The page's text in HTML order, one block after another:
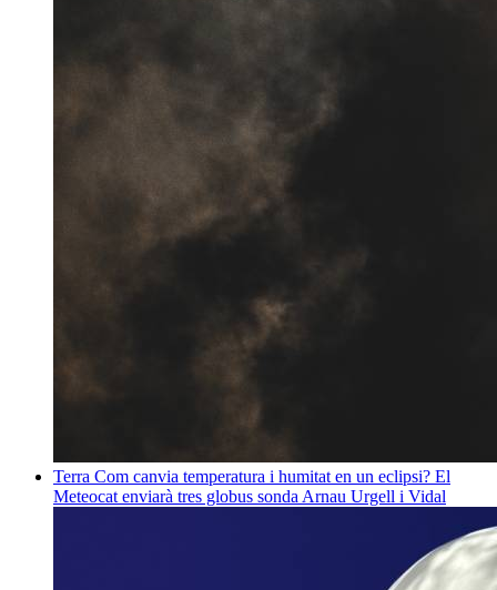
Terra Com canvia temperatura i humitat en un eclipsi? El
Meteocat enviarà tres globus sonda Arnau Urgell i Vidal